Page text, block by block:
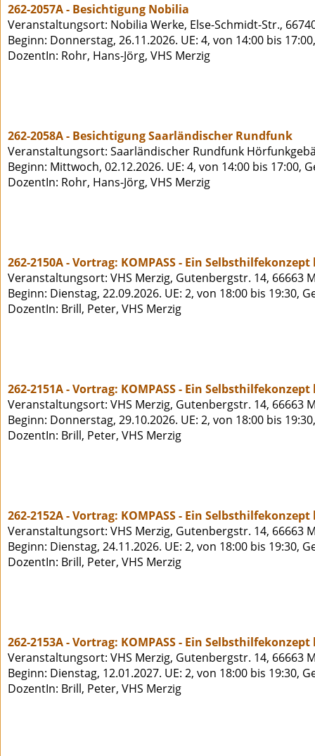
262-2057A - Besichtigung Nobilia
Veranstaltungsort: Nobilia Werke, Else-Schmidt-Str.,
Beginn: Donnerstag, 26.11.2026. UE: 4, von 14:00 bis
DozentIn: Rohr, Hans-Jörg, VHS Merzig
262-2058A - Besichtigung Saarländischer Rundfunk
Veranstaltungsort: Saarländischer Rundfunk
Beginn: Mittwoch, 02.12.2026. UE: 4, von 14:00 bis 17:00,
DozentIn: Rohr, Hans-Jörg, VHS Merzig
262-2150A - Vortrag: KOMPASS - Ein
Veranstaltungsort: VHS Merzig, Gutenbergstr. 14, 66663
Beginn: Dienstag, 22.09.2026. UE: 2, von 18:00 bis 19:30,
DozentIn: Brill, Peter, VHS Merzig
262-2151A - Vortrag: KOMPASS - Ein
Veranstaltungsort: VHS Merzig, Gutenbergstr. 14, 66663
Beginn: Donnerstag, 29.10.2026. UE: 2, von 18:00 bis
DozentIn: Brill, Peter, VHS Merzig
262-2152A - Vortrag: KOMPASS - Ein
Veranstaltungsort: VHS Merzig, Gutenbergstr. 14, 66663
Beginn: Dienstag, 24.11.2026. UE: 2, von 18:00 bis 19:30,
DozentIn: Brill, Peter, VHS Merzig
262-2153A - Vortrag: KOMPASS - Ein
Veranstaltungsort: VHS Merzig, Gutenbergstr. 14, 66663
Beginn: Dienstag, 12.01.2027. UE: 2, von 18:00 bis 19:30,
DozentIn: Brill, Peter, VHS Merzig